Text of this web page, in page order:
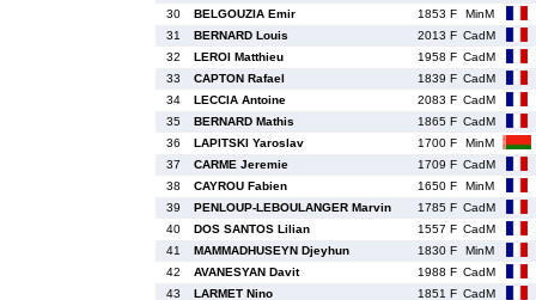
30
BELGOUZIA Emir 1853 F
MinM
31
BERNARD Louis 2013 F CadM
32
LEROI Matthieu 1958 F CadM
33
CAPTON Rafael 1839 F CadM
34
LECCIA Antoine 2083 F CadM
35
BERNARD Mathis 1865 F CadM
36
LAPITSKI Yaroslav 1700 F
MinM
37
CARME Jeremie 1709 F CadM
38
CAYROU Fabien 1650 F
MinM
39
PENLOUP-LEBOULANGER Marvin 1785 F CadM
40
DOS SANTOS Lilian 1557 F CadM
41
MAMMADHUSEYN Djeyhun 1830 F
MinM
42
AVANESYAN Davit 1988 F CadM
43
LARMET Nino 1851 F CadM